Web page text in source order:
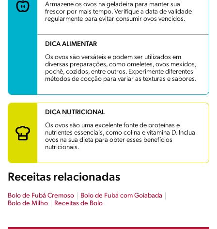
Armazene os ovos na geladeira para manter sua
frescor por mais tempo. Verifique a data de validade
regularmente para evitar consumir ovos vencidos.
DICA ALIMENTAR
Os ovos são versáteis e podem ser utilizados em
diversas preparações, como omeletes, ovos mexidos,
pochê, cozidos, entre outros. Experimente diferentes
métodos de cocção para variar as texturas e sabores.
DICA NUTRICIONAL
Os ovos são uma excelente fonte de proteínas e
nutrientes essenciais, como colina e vitamina D. Inclua
ovos na sua dieta para obter esses benefícios
nutricionais.
Receitas relacionadas
Bolo de Fubá Cremoso
Bolo de Fubá com Goiabada
Bolo de Milho​
Receitas de Bolo